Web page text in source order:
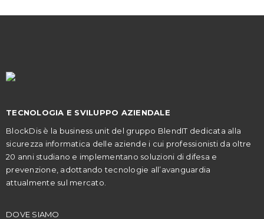
TECNOLOGIA E SVILUPPO AZIENDALE
BlockDis è la business unit del gruppo BlendIT dedicata alla
sicurezza informatica delle aziende i cui professionisti da oltre
20 anni studiano e implementano soluzioni di difesa e
prevenzione, adottando tecnologie all’avanguardia
attualmente sul mercato.
DOVE SIAMO